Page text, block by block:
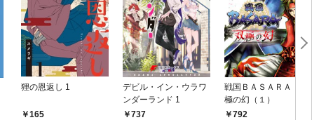
狸の恩返し 1
165
デビル・イン・ウラワ
ンダーランド 1
737
戦国ＢＡＳＡＲＡ 双
極の幻（１）
792